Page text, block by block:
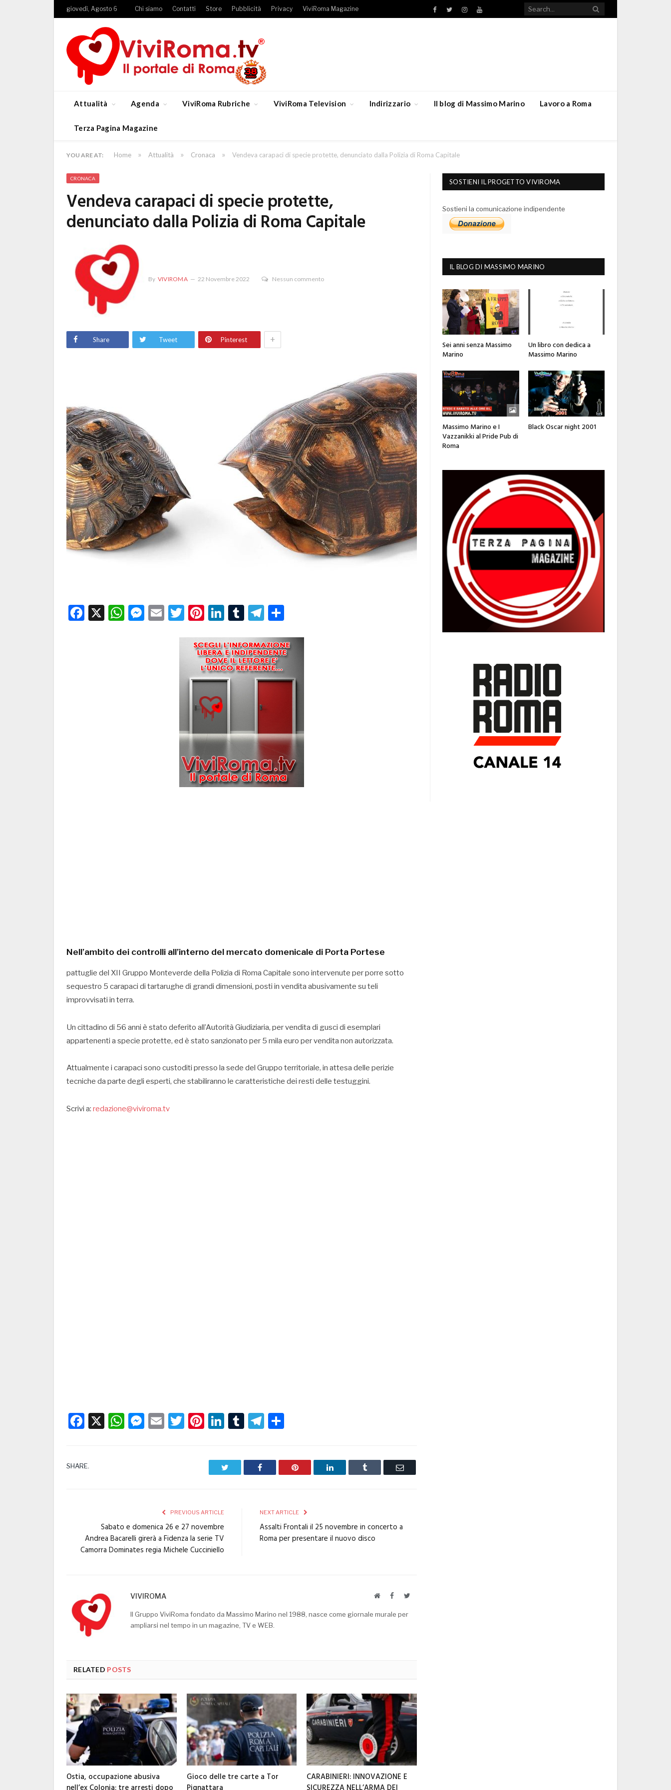
giovedì, Agosto 6 Chi siamo Contatti Store Pubblicità Privacy ViviRoma Magazine Facebook
TwitterInstagramYouTube
Attualità Agenda ViviRoma Rubriche ViviRoma Television Indirizzario Il blog di Massimo Marino Lavoro a Roma
Terza Pagina Magazine
YOU ARE AT: Home » Attualità » Cronaca » Vendeva carapaci di specie protette, denunciato dalla Polizia di Roma Capitale
CRONACA
Vendeva carapaci di specie protette,
denunciato dalla Polizia di Roma Capitale
By VIVIROMA 22 Novembre 2022 Nessun commento
Share Tweet Pinterest +
Facebook
X WhatsApp
Messenger
EmailTwitter
Pinterest
LinkedIn
TumblrTelegram
Nell’ambito dei controlli all’interno del mercato domenicale di Porta Portese
pattuglie del XII Gruppo Monteverde della Polizia di Roma Capitale sono intervenute per porre sotto
sequestro 5 carapaci di tartarughe di grandi dimensioni, posti in vendita abusivamente su teli
improvvisati in terra.
Un cittadino di 56 anni è stato deferito all’Autorità Giudiziaria, per vendita di gusci di esemplari
appartenenti a specie protette, ed è stato sanzionato per 5 mila euro per vendita non autorizzata.
Attualmente i carapaci sono custoditi presso la sede del Gruppo territoriale, in attesa delle perizie
tecniche da parte degli esperti, che stabiliranno le caratteristiche dei resti delle testuggini.
Scrivi a: redazione@viviroma.tv
Facebook
X WhatsApp
Messenger
EmailTwitter
Pinterest
LinkedIn
TumblrTelegram
SHARE. Facebook Pinterest LinkedIn Tumblr Email
PREVIOUS ARTICLE
Sabato e domenica 26 e 27 novembre
Andrea Bacarelli girerà a Fidenza la serie TV
Camorra Dominates regia Michele Cucciniello
NEXT ARTICLE
Assalti Frontali il 25 novembre in concerto a
Roma per presentare il nuovo disco
VIVIROMA WebsiteFacebookTwitter
Il Gruppo ViviRoma fondato da Massimo Marino nel 1988, nasce come giornale murale per
ampliarsi nel tempo in un magazine, TV e WEB.
RELATED POSTS
Ostia, occupazione abusiva
Gioco delle tre carte a Tor
CARABINIERI: INNOVAZIONE E
SOSTIENI IL PROGETTO VIVIROMA
Sostieni la comunicazione indipendente
IL BLOG DI MASSIMO MARINO
Sei anni senza Massimo
Marino
Un libro con dedica a
Massimo Marino
Massimo Marino e I
Vazzanikki al Pride Pub di
Roma
Black Oscar night 2001